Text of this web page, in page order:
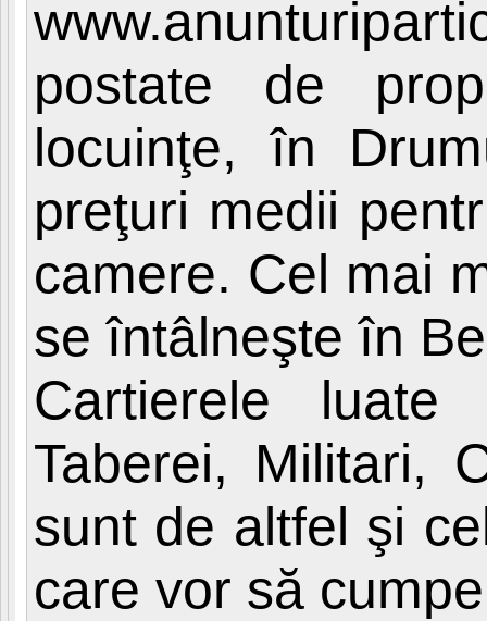
postate de
locuinţe, în
preţuri medii
camere. Cel mai
se întâlneşte în
Cartierele
Taberei, Militari,
sunt de altfel şi
care vor să